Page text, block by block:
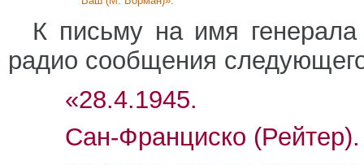
К письму на имя
радио сообщения
«28.4.1945.
Сан-Франциско (Рейтер).